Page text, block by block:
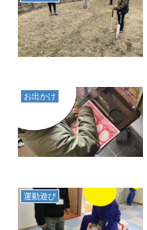
お出かけ
運動遊び